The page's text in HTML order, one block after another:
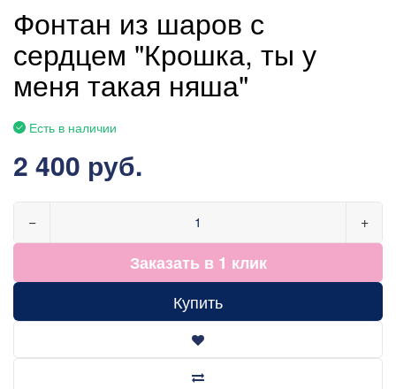
Фонтан из шаров с
сердцем "Крошка, ты у
меня такая няша"
Есть в наличии
2 400 руб.
− +
Заказать в 1 клик
Купить